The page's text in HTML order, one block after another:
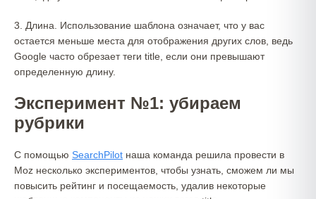
3. Длина. Использование шаблона означает, что у вас
остается меньше места для отображения других слов, ведь
Google часто обрезает теги title, если они превышают
определенную длину.
Эксперимент №1: убираем
рубрики
С помощью SearchPilot наша команда решила провести в
Moz несколько экспериментов, чтобы узнать, сможем ли мы
повысить рейтинг и посещаемость, удалив некоторые